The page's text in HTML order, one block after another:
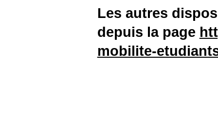
Les autres
depuis la page
mobilite-